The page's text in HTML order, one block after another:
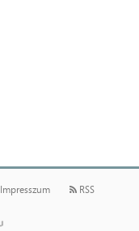
Impresszum RSS